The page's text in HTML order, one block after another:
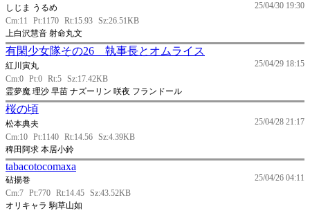
25/04/30 19:30
しじま うるめ
Cm:11
Pt:1170 Rt:15.93 Sz:26.51KB
上白沢慧音 射命丸文
有閑少女隊その26 執事長とオムライス
25/04/29 18:15
紅川寅丸
Cm:0 Pt:0 Rt:5 Sz:17.42KB
霊夢魔 理沙 早苗 ナズーリン 咲夜 フランドール
桜の頃
25/04/28 21:17
松本典夫
Cm:10 Pt:1140 Rt:14.56 Sz:4.39KB
稗田阿求 本居小鈴
tabacotocomaxa
25/04/26 04:11
砧揚巻
Cm:7 Pt:770 Rt:14.45 Sz:43.52KB
オリキャラ 駒草山如